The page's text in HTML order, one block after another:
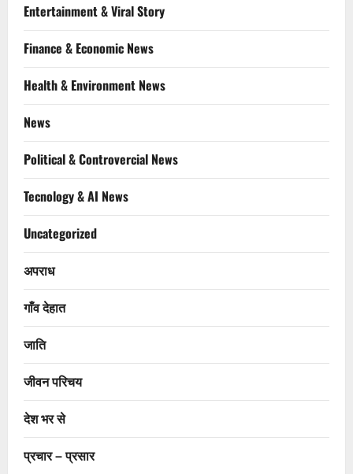
Entertainment & Viral Story
Finance & Economic News
Health & Environment News
News
Political & Controvercial News
Tecnology & AI News
Uncategorized
अपराध
गाँव देहात
जाति
जीवन परिचय
देश भर से
प्रचार – प्रसार